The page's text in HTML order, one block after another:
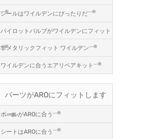
―®
シールはワイルデンにぴったりだ―®
パイロットバルブがワイルデンにフィット
―®
非メタリックフィット ワイルデン―®
ワイルデンに合うエアリペアキット ―®
パーツがAROにフィットします
―®
ボールがAROに合う ―®
シートはAROに合う ―®